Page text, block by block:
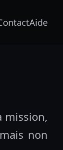
Aide
mission,
non